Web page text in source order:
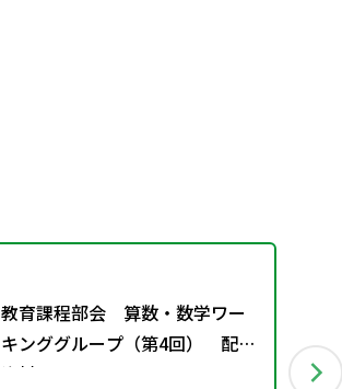
教育課程部会 算数・数学ワー
キンググループ（第4回） 配付
資料